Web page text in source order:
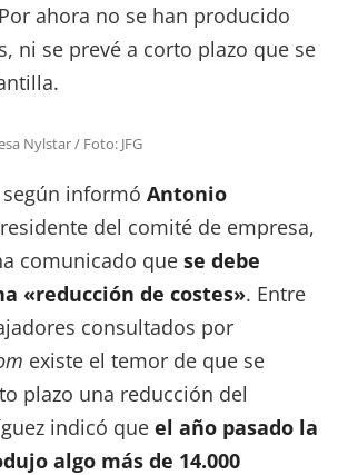
ahora no se han producido
ni se prevé a corto plazo que se
Nylstar / Foto: JFG
informó Antonio
del comité de empresa,
comunicado que se debe
«reducción de costes». Entre
consultados por
existe el temor de que se
plazo una reducción del
indicó que el año pasado la
algo más de 14.000